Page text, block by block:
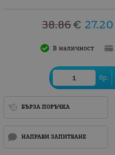
38.86€ 27.20
В наличност
бр.
БЪРЗА ПОРЪЧКА
НАПРАВИ ЗАПИТВАНЕ